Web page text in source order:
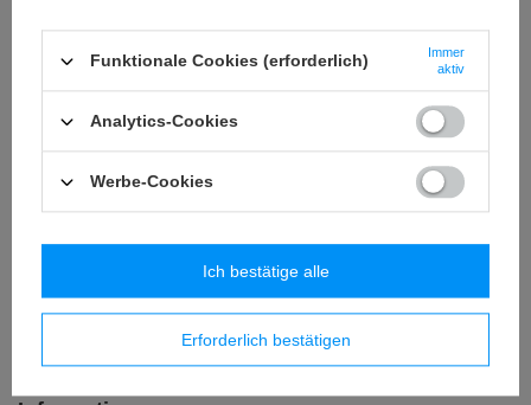
Ich möchte die Ware reklamieren
Funktionale Cookies (erforderlich)
Immer
aktiv
Analytics-Cookies
Werbe-Cookies
Erforderlich bestätigen
Ich bestätige alle